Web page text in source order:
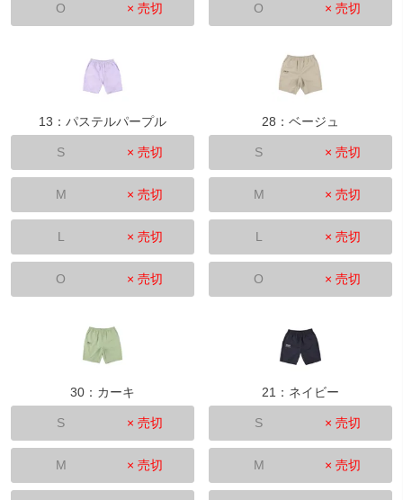
O × 売切 O × 売切
13：パステルパープル
S × 売切
M × 売切
L × 売切
O × 売切
28：ベージュ
S × 売切
M × 売切
L × 売切
O × 売切
30：カーキ
S × 売切
M × 売切
21：ネイビー
S × 売切
M × 売切